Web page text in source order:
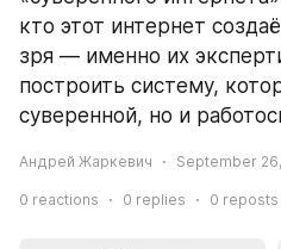
кто этот интернет
зря — именно их
построить систему,
суверенной, но и
Андрей Жаркевич September
0 reactions 0 replies 0 reposts